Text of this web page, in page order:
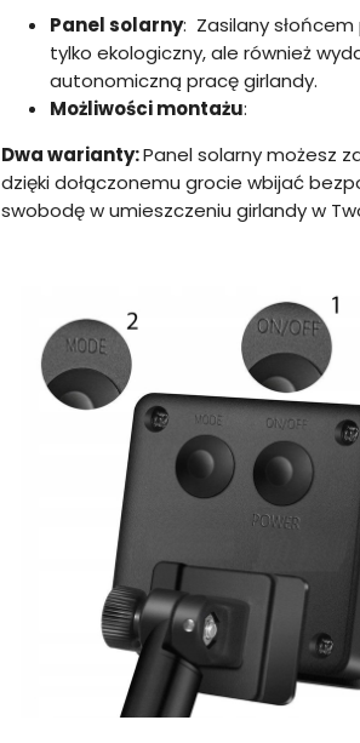
Panel solarny: Zasilany
tylko ekologiczny, ale również
autonomiczną pracę girlandy.
Możliwości montażu:
Dwa warianty:Panel solarny możesz
dzięki dołączonemu grocie wbijać
swobodę w umieszczeniu girlandy w